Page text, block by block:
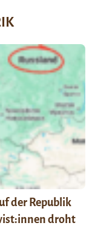
der Republik
droht